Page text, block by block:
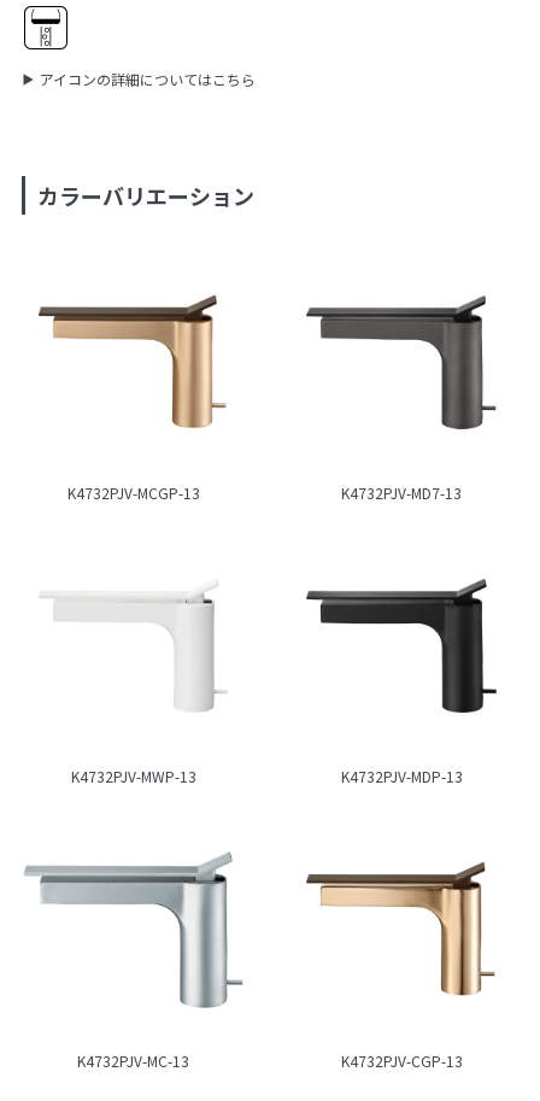
アイコンの詳細についてはこちら
カラーバリエーション
K4732PJV-MCGP-13 K4732PJV-MD7-13
K4732PJV-MWP-13 K4732PJV-MDP-13
K4732PJV-MC-13 K4732PJV-CGP-13